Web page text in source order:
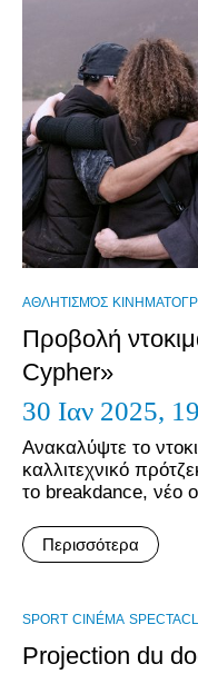
ΑΘΛΗΤΙΣΜΌΣ
Προβολή
Cypher»
30 Ιαν 2025,
Ανακαλύψτε το
καλλιτεχνικό
το breakdance, νέο
Περισσότερα
SPORT CINÉMA
Projection du